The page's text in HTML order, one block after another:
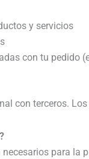
y servicios
con tu pedido
con terceros.
para